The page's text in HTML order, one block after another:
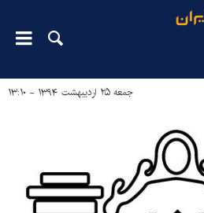
جمعه ۲۵ اردیبهشت ۱۳۹۴ - ۱۳:۱۰